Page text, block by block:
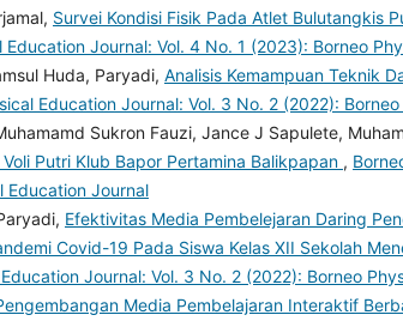
Survei Kondisi Fisik Pada Atlet Bulutangkis
Education Journal: Vol. 4 No. 1 (2023): Borneo
Huda, Paryadi, Analisis Kemampuan Teknik
Education Journal: Vol. 3 No. 2 (2022):
Sukron Fauzi, Jance J Sapulete,
Putri Klub Bapor Pertamina Balikpapan ,
Education Journal
Efektivitas Media Pembelejaran Daring
Covid-19 Pada Siswa Kelas XII Sekolah
Journal: Vol. 3 No. 2 (2022): Borneo
Media Pembelajaran Interaktif